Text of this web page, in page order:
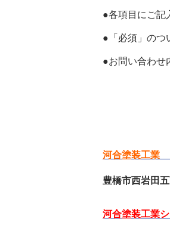
●各項目にご記
●「必須」のつ
●お問い合わせ
河合塗装工業
豊橋市西岩田
河合塗装工業